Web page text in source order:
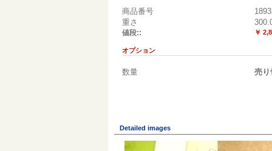
商品番号
重さ
値段:: ￥
オプション
数量 売り
Detailed images